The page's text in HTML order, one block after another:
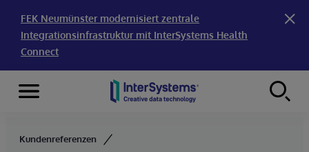
FEK Neumünster modernisiert zentrale
Integrationsinfrastruktur mit InterSystems Health
Connect
Skip to content
Menu
Kundenreferenzen